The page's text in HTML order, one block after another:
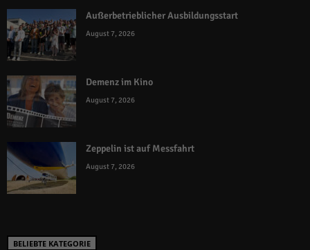
Außerbetrieblicher Ausbildungsstart
August 7, 2026
Demenz im Kino
August 7, 2026
Zeppelin ist auf Messfahrt
August 7, 2026
BELIEBTE KATEGORIE